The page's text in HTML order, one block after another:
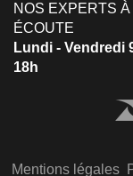
NOS EXPERTS
ÉCOUTE
Lundi - Vendredi
18h
Mentions légales